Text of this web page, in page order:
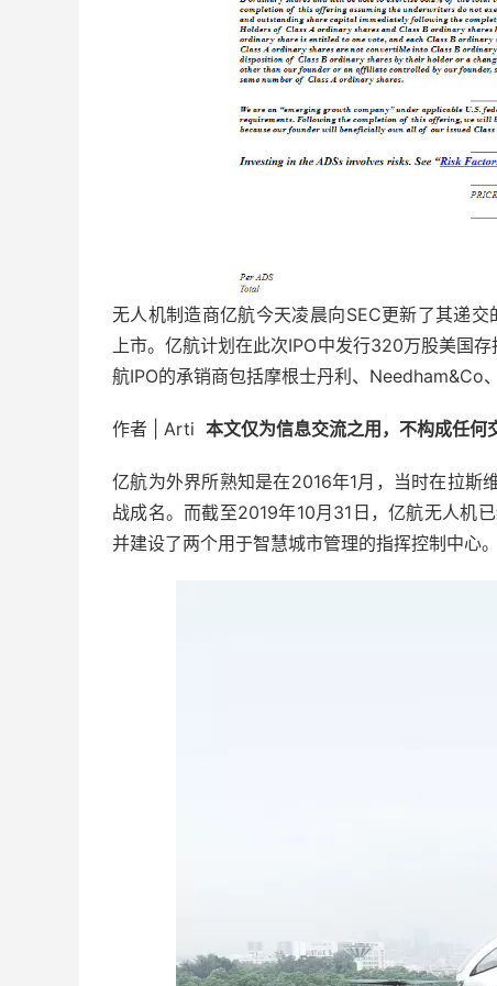
无人机制造商亿航今天凌晨向SEC更新了其递
上市。亿航计划在此次IPO中发行320万股美国
航IPO的承销商包括摩根士丹利、Needham&Co
作者 | Arti 本文仅为信息交流之用，不构成任何
亿航为外界所熟知是在2016年1月，当时在拉斯
战成名。而截至2019年10月31日，亿航无人机
并建设了两个用于智慧城市管理的指挥控制中心。